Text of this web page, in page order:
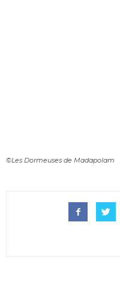
©Les Dormeuses de Madapolam